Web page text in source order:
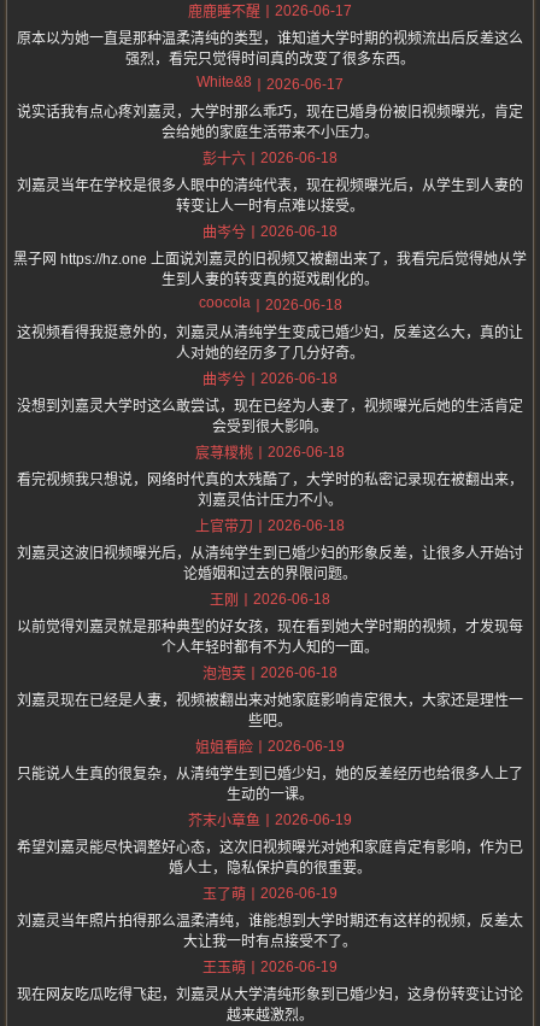
鹿鹿睡不醒
2026-06-17
原本以为她一直是那种温柔清纯的类型，谁知道大学时期的视频流出后反差这么
强烈，看完只觉得时间真的改变了很多东西。
White&8
2026-06-17
说实话我有点心疼刘嘉灵，大学时那么乖巧，现在已婚身份被旧视频曝光，肯定
会给她的家庭生活带来不小压力。
彭十六
2026-06-18
刘嘉灵当年在学校是很多人眼中的清纯代表，现在视频曝光后，从学生到人妻的
转变让人一时有点难以接受。
曲岑兮
2026-06-18
黑子网 https://hz.one 上面说刘嘉灵的旧视频又被翻出来了，我看完后觉得她从学
生到人妻的转变真的挺戏剧化的。
coocola
2026-06-18
这视频看得我挺意外的，刘嘉灵从清纯学生变成已婚少妇，反差这么大，真的让
人对她的经历多了几分好奇。
曲岑兮
2026-06-18
没想到刘嘉灵大学时这么敢尝试，现在已经为人妻了，视频曝光后她的生活肯定
会受到很大影响。
宸荨糭桃
2026-06-18
看完视频我只想说，网络时代真的太残酷了，大学时的私密记录现在被翻出来，
刘嘉灵估计压力不小。
上官带刀
2026-06-18
刘嘉灵这波旧视频曝光后，从清纯学生到已婚少妇的形象反差，让很多人开始讨
论婚姻和过去的界限问题。
王刚
2026-06-18
以前觉得刘嘉灵就是那种典型的好女孩，现在看到她大学时期的视频，才发现每
个人年轻时都有不为人知的一面。
泡泡芙
2026-06-18
刘嘉灵现在已经是人妻，视频被翻出来对她家庭影响肯定很大，大家还是理性一
些吧。
姐姐看脸
2026-06-19
只能说人生真的很复杂，从清纯学生到已婚少妇，她的反差经历也给很多人上了
生动的一课。
芥末小章鱼
2026-06-19
希望刘嘉灵能尽快调整好心态，这次旧视频曝光对她和家庭肯定有影响，作为已
婚人士，隐私保护真的很重要。
玉了萌
2026-06-19
刘嘉灵当年照片拍得那么温柔清纯，谁能想到大学时期还有这样的视频，反差太
大让我一时有点接受不了。
王玉萌
2026-06-19
现在网友吃瓜吃得飞起，刘嘉灵从大学清纯形象到已婚少妇，这身份转变让讨论
越来越激烈。